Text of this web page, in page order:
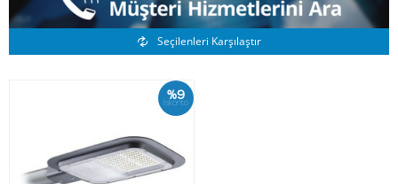
Benzer Ürünler
Seçilenleri Karşılaştır
%9
İskonto